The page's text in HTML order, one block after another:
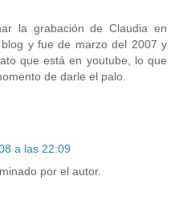
la grabación de Claudia en
y fue de marzo del 2007 y
que está en youtube, lo que
de darle el palo.
a las 22:09
por el autor.